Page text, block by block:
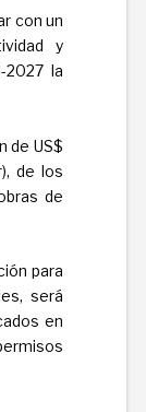
con un
y
2027 la
de US$
de los
de
para
será
en